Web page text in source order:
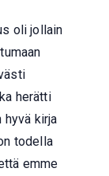
oli jollain
herätti
hyvä kirja
todella
emme